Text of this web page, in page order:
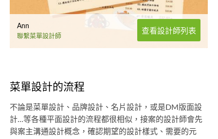
Ann
聯繫菜單設計師
查看設計師列表
菜單設計的流程
不論是菜單設計、品牌設計、名片設計，或是DM版面設
計...等各種平面設計的流程都很相似，接案的設計師會先
與案主溝通設計概念，確認期望的設計樣式、需要的元